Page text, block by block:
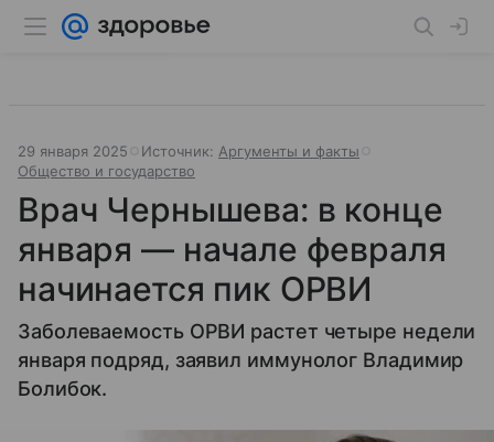
29 января 2025 Источник: Аргументы и факты
Общество и государство
Врач Чернышева: в конце
января — начале февраля
начинается пик ОРВИ
Заболеваемость ОРВИ растет четыре недели
января подряд, заявил иммунолог Владимир
Болибок.